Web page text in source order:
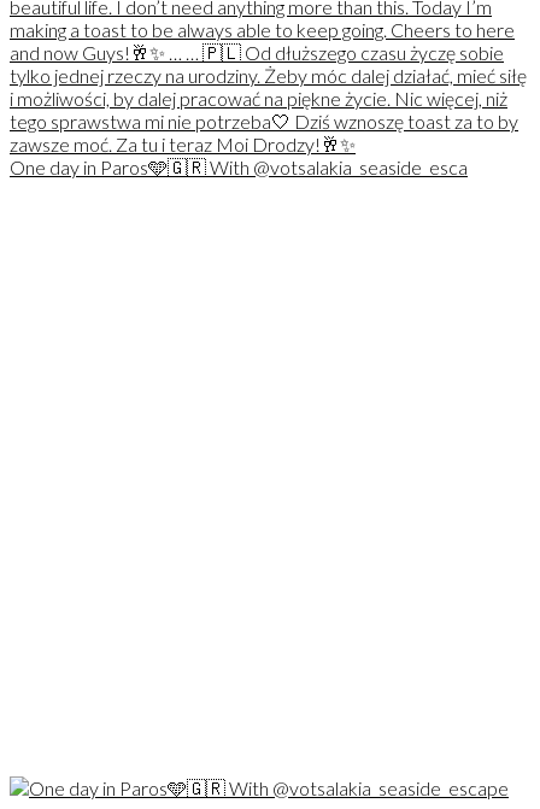
One day in Paros🩵🇬🇷 With @votsalakia_seaside_esca